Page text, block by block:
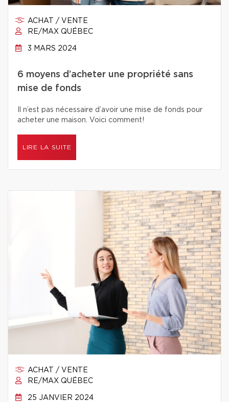
ACHAT / VENTE
RE/MAX QUÉBEC
3 MARS 2024
6 moyens d’acheter une propriété sans
mise de fonds
Il n’est pas nécessaire d’avoir une mise de fonds pour
acheter une maison. Voici comment!
LIRE LA SUITE
ACHAT / VENTE
RE/MAX QUÉBEC
25 JANVIER 2024